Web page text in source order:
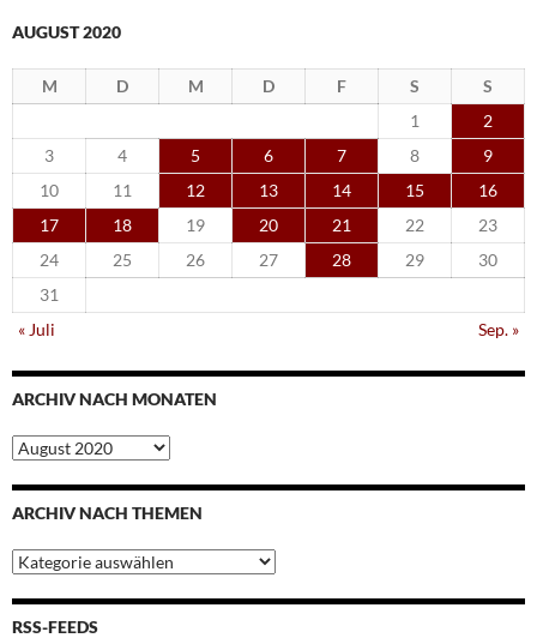
AUGUST 2020
M D M D F S
S
1
2
3
4 5 6 7 8
9
10
11 12 13 14 15
16
17
18 19 20 21 22
23
24
25 26 27 28 29
30
31
« Juli
Sep. »
ARCHIV NACH MONATEN
Archiv
nach
Monaten
ARCHIV NACH THEMEN
Archiv
nach
Themen
RSS-FEEDS